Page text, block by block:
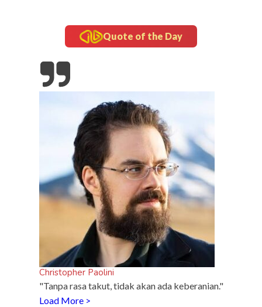
updates
Tampil Nyentrik di The Sounds Project, Naykilla
Quote of the Day
Christopher Paolini
"Tanpa rasa takut, tidak akan ada keberanian."
Load More >